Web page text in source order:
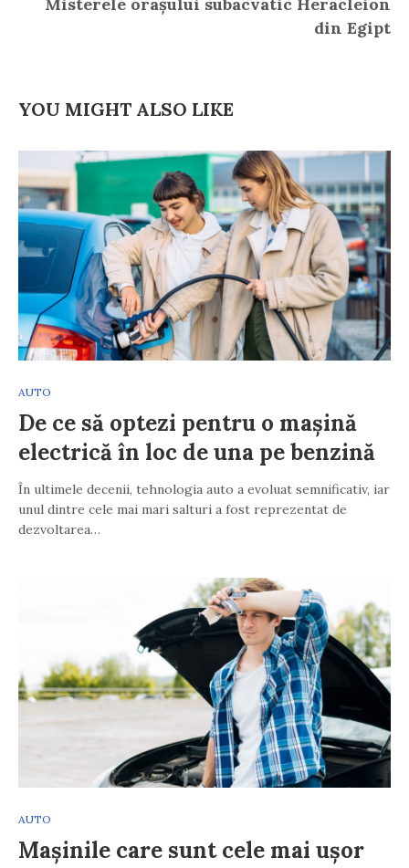
din Egipt
YOU MIGHT ALSO LIKE
AUTO
De ce să optezi pentru o mașină
electrică în loc de una pe benzină
În ultimele decenii, tehnologia auto a evoluat semnificativ, iar
unul dintre cele mai mari salturi a fost reprezentat de
dezvoltarea…
AUTO
Mașinile care sunt cele mai ușor